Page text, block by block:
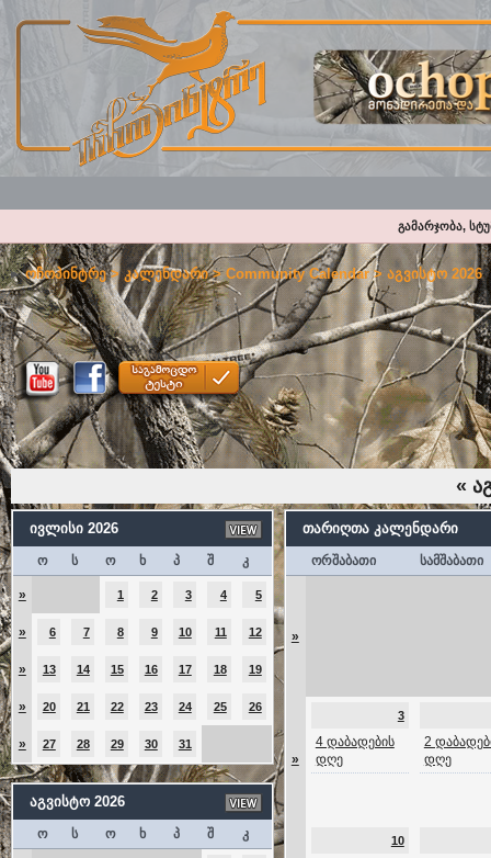
გამარჯობა,
ოჩოპინტრე>კალენდარი>Community Calendar> აგვისტო 2026
«
ივლისი 2026
ო ს ო ხ პ შ კ
» 1 2 3 4 5
» 6 7 8 9 10 11 12
» 13 14 15 16 17 18 19
» 20 21 22 23 24 25 26
» 27 28 29 30 31
აგვისტო 2026
ო ს ო ხ პ შ კ
თარიღთა კალენდარი
ორშაბათი სამშაბათი
»
»
3
4 დაბადების
დღე
2
დღე
10